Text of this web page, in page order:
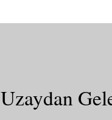
Uzaydan